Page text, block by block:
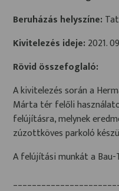
Beruházás helyszíne:
Kivitelezés ideje: 2021.
Rövid összefoglaló:
A kivitelezés során a
Márta tér felőli
felújításra, melynek
zúzottköves parkoló
A felújítási munkát a